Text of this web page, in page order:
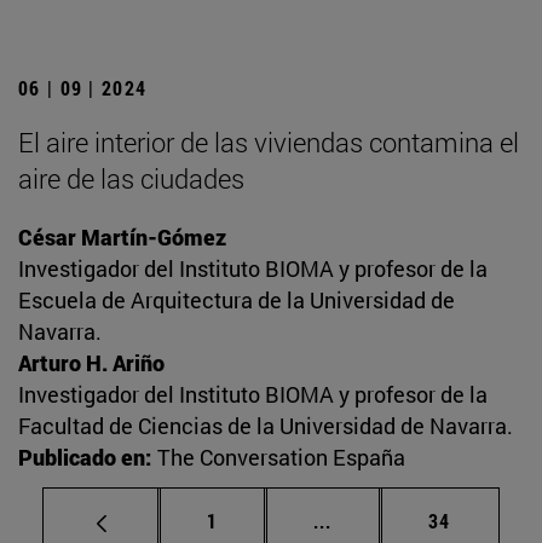
06 | 09 | 2024
El aire interior de las viviendas contamina el
aire de las ciudades
César Martín-Gómez
Investigador del Instituto BIOMA y profesor de la
Escuela de Arquitectura de la Universidad de
Navarra.
Arturo H. Ariño
Investigador del Instituto BIOMA y profesor de la
Facultad de Ciencias de la Universidad de Navarra.
Publicado en: The Conversation España
Página
1 ... Páginas intermedias
Página
34